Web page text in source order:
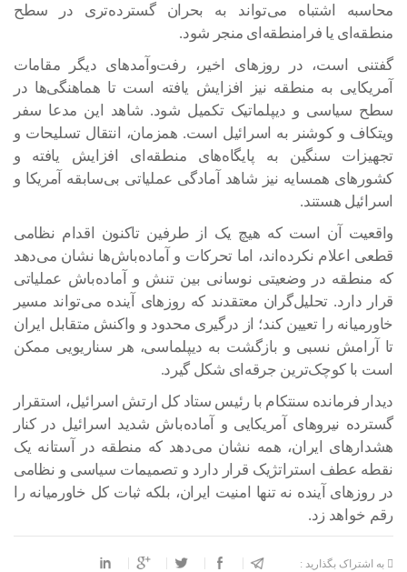
محاسبه اشتباه می‌تواند به بحران گسترده‌تری در سطح
منطقه‌ای یا فرامنطقه‌ای منجر شود.
گفتنی است، در روز‌های اخیر، رفت‌وآمد‌های دیگر مقامات
آمریکایی به منطقه نیز افزایش یافته است تا هماهنگی‌ها در
سطح سیاسی و دیپلماتیک تکمیل شود. شاهد این مدعا سفر
ویتکاف و کوشنر به اسرائیل است. همزمان، انتقال تسلیحات و
تجهیزات سنگین به پایگاه‌های منطقه‌ای افزایش یافته و
کشور‌های همسایه نیز شاهد آمادگی عملیاتی بی‌سابقه آمریکا و
اسرائیل هستند.
واقعیت آن است که هیچ یک از طرفین تاکنون اقدام نظامی
قطعی اعلام نکرده‌اند، اما تحرکات و آماده‌باش‌ها نشان می‌دهد
که منطقه در وضعیتی نوسانی بین تنش و آماده‌باش عملیاتی
قرار دارد. تحلیل‌گران معتقدند که روز‌های آینده می‌تواند مسیر
خاورمیانه را تعیین کند؛ از درگیری محدود و واکنش متقابل ایران
تا آرامش نسبی و بازگشت به دیپلماسی، هر سناریویی ممکن
است با کوچک‌ترین جرقه‌ای شکل گیرد.
دیدار فرمانده سنتکام با رئیس ستاد کل ارتش اسرائیل، استقرار
گسترده نیرو‌های آمریکایی و آماده‌باش شدید اسرائیل در کنار
هشدار‌های ایران، همه نشان می‌دهد که منطقه در آستانه یک
نقطه عطف استراتژیک قرار دارد و تصمیمات سیاسی و نظامی
در روز‌های آینده نه تنها امنیت ایران، بلکه ثبات کل خاورمیانه را
رقم خواهد زد.
به اشتراک بگذارید :